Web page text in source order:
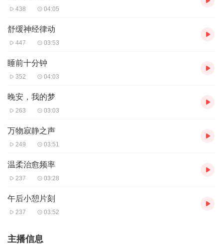
438 04:05
舒缓神经律动
447 03:53
睡前十分钟
352 04:03
晚安，我的梦
263 03:03
万物寂静之声
249 03:51
温柔治愈频率
237 03:28
午后小憩片刻
237 03:52
主播信息